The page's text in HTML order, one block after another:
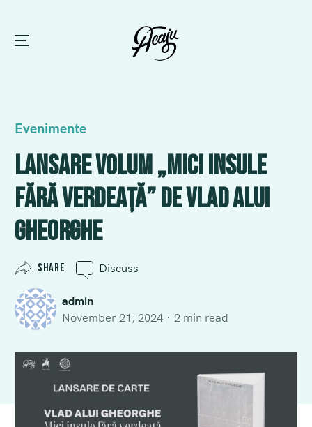
content
Menu
Posted
Evenimente
Lansare volum „Mici insule
fără verdeață” de Vlad Alui
Gheorghe
admin
November 21, 2024
2 min read
Share Discuss